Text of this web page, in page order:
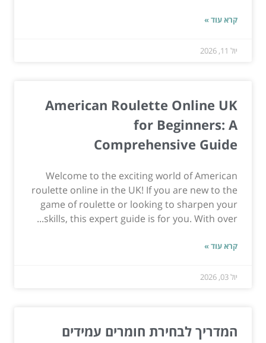
קרא עוד »
יול 11, 2026
American Roulette Online UK
for Beginners: A
Comprehensive Guide
Welcome to the exciting world of American
roulette online in the UK! If you are new to the
game of roulette or looking to sharpen your
skills, this expert guide is for you. With over...
קרא עוד »
יול 03, 2026
המדריך לבחירת חומרים עמידים